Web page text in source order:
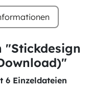
"Stickdesign
6 Einzeldateien